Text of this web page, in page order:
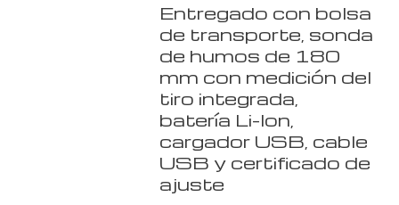
Entregado con bolsa
de transporte, sonda
de humos de 180
mm con medición del
tiro integrada,
batería Li-Ion,
cargador USB, cable
USB y certificado de
ajuste